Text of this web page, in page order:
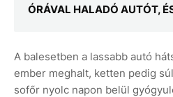
ÓRÁVAL HALADÓ AUTÓT,
A balesetben a lassabb autó
ember meghalt, ketten pedig
sofőr nyolc napon belül